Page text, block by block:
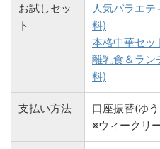
お試しセッ
ト
人気バラエ
料)
本格中華セッ
離乳食＆ラン
料)
支払い方法
口座振替(ゆ
※ウィークリ